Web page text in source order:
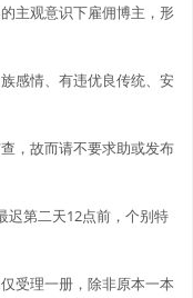
主观意识下雇佣博主，形
感情、有违优良传统、安
，故而请不要求助或发布
迟第二天12点前，个别特
受理一册，除非原本一本